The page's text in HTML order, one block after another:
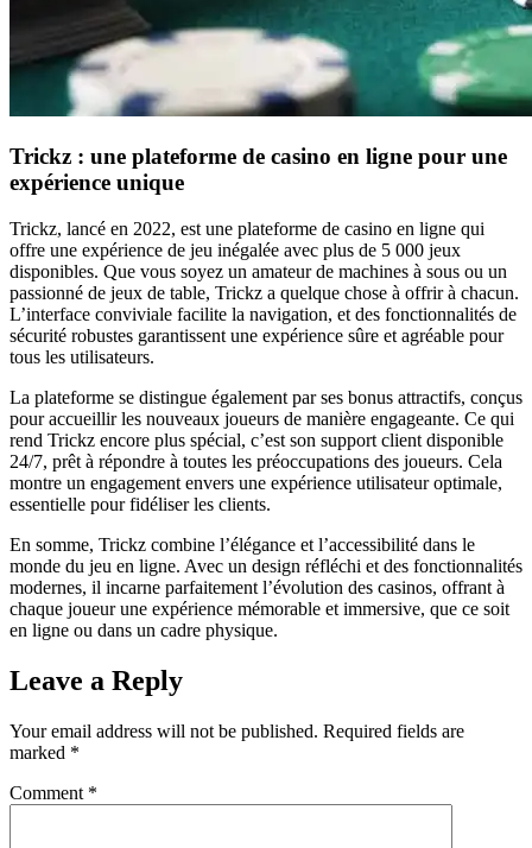
Trickz : une plateforme de casino en ligne pour une
expérience unique
Trickz, lancé en 2022, est une plateforme de casino en ligne qui
offre une expérience de jeu inégalée avec plus de 5 000 jeux
disponibles. Que vous soyez un amateur de machines à sous ou un
passionné de jeux de table, Trickz a quelque chose à offrir à chacun.
L’interface conviviale facilite la navigation, et des fonctionnalités de
sécurité robustes garantissent une expérience sûre et agréable pour
tous les utilisateurs.
La plateforme se distingue également par ses bonus attractifs, conçus
pour accueillir les nouveaux joueurs de manière engageante. Ce qui
rend Trickz encore plus spécial, c’est son support client disponible
24/7, prêt à répondre à toutes les préoccupations des joueurs. Cela
montre un engagement envers une expérience utilisateur optimale,
essentielle pour fidéliser les clients.
En somme, Trickz combine l’élégance et l’accessibilité dans le
monde du jeu en ligne. Avec un design réfléchi et des fonctionnalités
modernes, il incarne parfaitement l’évolution des casinos, offrant à
chaque joueur une expérience mémorable et immersive, que ce soit
en ligne ou dans un cadre physique.
Leave a Reply
Your email address will not be published. Required fields are
marked *
Comment *